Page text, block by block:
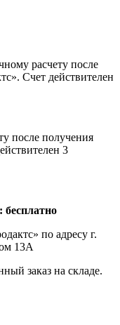
расчету после
Счет действителен
после получения
3
по адресу г.
13А
заказ на складе.